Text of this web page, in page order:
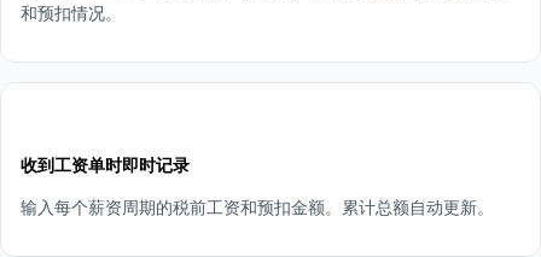
和预扣情况。
收到工资单时即时记录
输入每个薪资周期的税前工资和预扣金额。累计总额自动更新。